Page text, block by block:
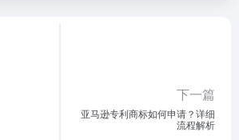
下一篇
亚马逊专利商标如何申请？详细
流程解析